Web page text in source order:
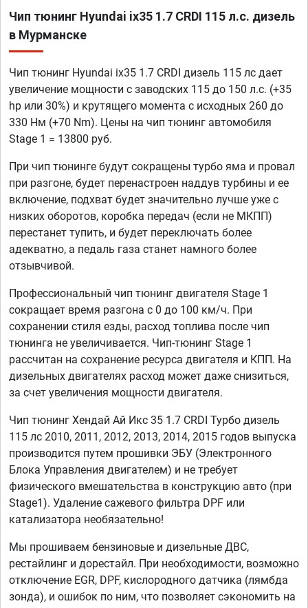
Чип тюнинг Hyundai ix35 1.7 CRDI 115 л.с. дизель
в Мурманске
Чип тюнинг Hyundai ix35 1.7 CRDI дизель 115 лс дает
увеличение мощности с заводских 115 до 150 л.с. (+35
hp или 30%) и крутящего момента с исходных 260 до
330 Нм (+70 Nm). Цены на чип тюнинг автомобиля
Stage 1 = 13800 руб.
При чип тюнинге будут сокращены турбо яма и провал
при разгоне, будет перенастроен наддув турбины и ее
включение, подхват будет значительно лучше уже с
низких оборотов, коробка передач (если не МКПП)
перестанет тупить, и будет переключать более
адекватно, а педаль газа станет намного более
отзывчивой.
Профессиональный чип тюнинг двигателя Stage 1
сокращает время разгона с 0 до 100 км/ч. При
сохранении стиля езды, расход топлива после чип
тюнинга не увеличивается. Чип-тюнинг Stage 1
рассчитан на сохранение ресурса двигателя и КПП. На
дизельных двигателях расход может даже снизиться,
за счет увеличения мощности двигателя.
Чип тюнинг Хендай Ай Икс 35 1.7 CRDI Турбо дизель
115 лс 2010, 2011, 2012, 2013, 2014, 2015 годов выпуска
производится путем прошивки ЭБУ (Электронного
Блока Управления двигателем) и не требует
физического вмешательства в конструкцию авто (при
Stage1). Удаление сажевого фильтра DPF или
катализатора необязательно!
Мы прошиваем бензиновые и дизельные ДВС,
рестайлинг и дорестайл. При необходимости, возможно
отключение EGR, DPF, кислородного датчика (лямбда
зонда), и ошибок по ним, что позволяет сэкономить на